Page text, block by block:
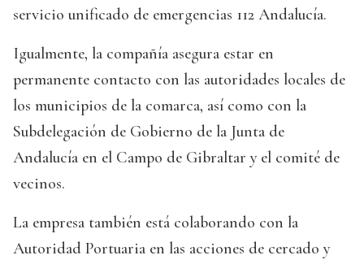
servicio unificado de emergencias 112 Andalucía.
Igualmente, la compañía asegura estar en
permanente contacto con las autoridades locales de
los municipios de la comarca, así como con la
Subdelegación de Gobierno de la Junta de
Andalucía en el Campo de Gibraltar y el comité de
vecinos.
La empresa también está colaborando con la
Autoridad Portuaria en las acciones de cercado y